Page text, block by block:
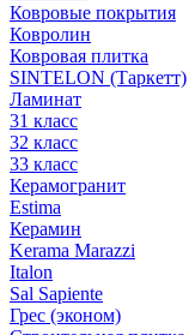
Ковровые покрытия
Ковролин
Ковровая плитка
SINTELON (Таркетт)
Ламинат
31 класс
32 класс
33 класс
Керамогранит
Estima
Керамин
Kerama Marazzi
Italon
Sal Sapiente
Грес (эконом)